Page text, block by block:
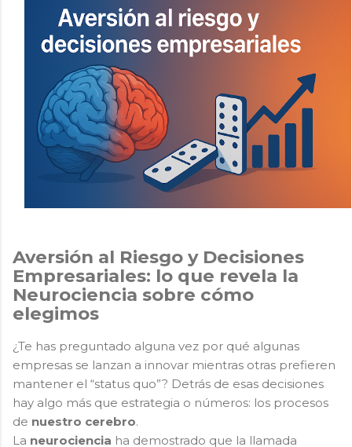
Aversión al Riesgo y Decisiones
Empresariales: lo que revela la
Neurociencia sobre cómo
elegimos
¿Te has preguntado alguna vez por qué algunas
empresas se lanzan a innovar mientras otras prefieren
mantener el “status quo”? Detrás de esas decisiones
hay algo más que estrategia o números: los procesos
de nuestro cerebro.
La neurociencia ha demostrado que la llamada